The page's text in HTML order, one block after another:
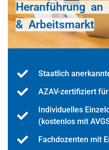
Heranführung
& Arbeitsmarkt
Staatlich
AZAV-zertifiziert
Individuelles
(kostenlos mit
Fachdozenten mit